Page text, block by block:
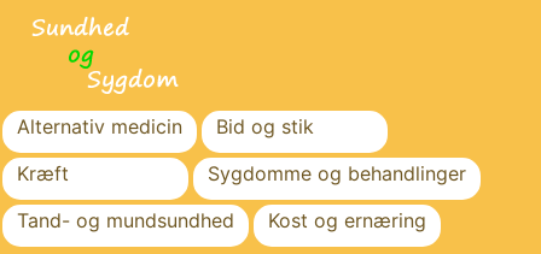
Alternativ medicin
Bid og stik
Kræft
Sygdomme og behandlinger
Tand- og mundsundhed
Kost og ernæring